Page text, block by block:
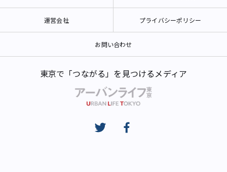
運営会社 プライバシーポリシー
お問い合わせ
東京で「つながる」を見つけるメディア